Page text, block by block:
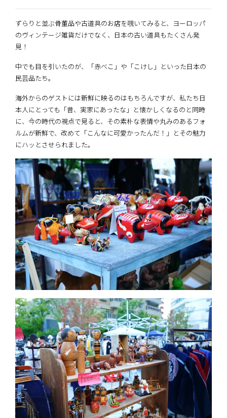
ずらりと並ぶ骨董品や古道具のお店を覗いてみると、ヨーロッパ
のヴィンテージ雑貨だけでなく、日本の古い道具もたくさん発
見！
中でも目を引いたのが、「赤べこ」や「こけし」といった日本の
民芸品たち。
海外からのゲストには新鮮に映るのはもちろんですが、私たち日
本人にとっても「昔、実家にあったな」と懐かしくなるのと同時
に、今の時代の視点で見ると、その素朴な表情や丸みのあるフォ
ルムが新鮮で、改めて「こんなに可愛かったんだ！」とその魅力
にハッとさせられました。